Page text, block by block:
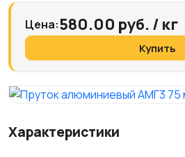
Цена:580.00 руб. / кг
Купить
Характеристики